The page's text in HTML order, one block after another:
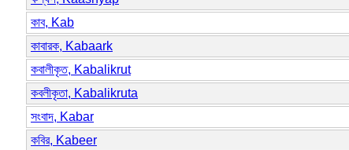
কাব, Kab
কাবারক, Kabaark
কবালীকৃত, Kabalikrut
কবলীকৃতা, Kabalikruta
সংবাদ, Kabar
কবির, Kabeer